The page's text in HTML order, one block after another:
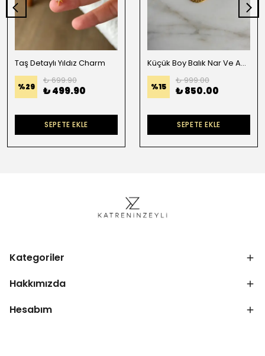
Taş Detaylı Yıldız Charm
%29
₺ 699.90
₺ 499.90
SEPETE EKLE
Küçük Boy Balık Nar Ve Antik Paralı Charm
%15
₺ 999.00
₺ 850.00
SEPETE EKLE
Kategoriler
Hakkımızda
Hesabım